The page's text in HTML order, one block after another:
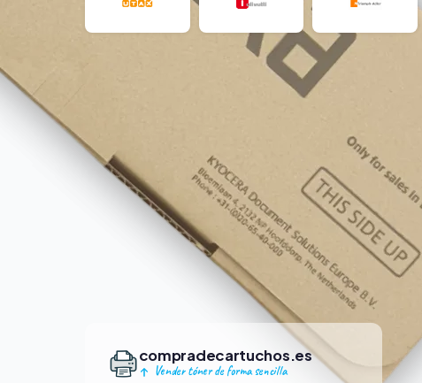
compradecartuchos.es
Vender tóner de forma sencilla